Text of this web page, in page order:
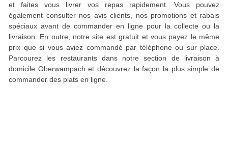
et faites vous livrer vos repas rapidement. Vous pouvez
également consulter nos avis clients, nos promotions et rabais
spéciaux avant de commander en ligne pour la collecte ou la
livraison. En outre, notre site est gratuit et vous payez le même
prix que si vous aviez commandé par téléphone ou sur place.
Parcourez les restaurants dans notre section de livraison à
domicile Oberwampach et découvrez la façon la plus simple de
commander des plats en ligne.